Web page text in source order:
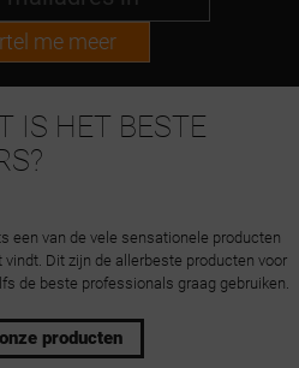
me meer
IS HET BESTE
een van de vele sensationele producten
Dit zijn de allerbeste producten voor
de beste professionals graag gebruiken.
producten